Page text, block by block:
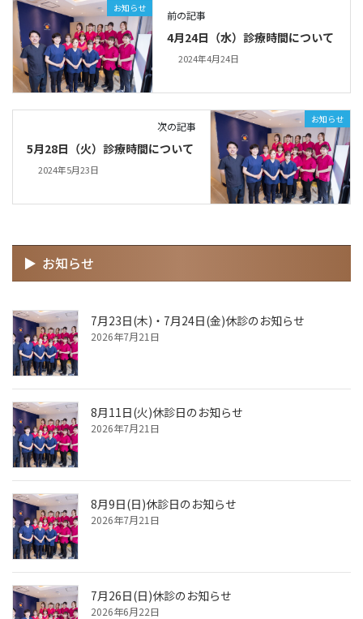
お知らせ
前の記事
4月24日（水）診療時間について
2024年4月24日
お知らせ
次の記事
5月28日（火）診療時間について
2024年5月23日
お知らせ
7月23日(木)・7月24日(金)休診のお知らせ
2026年7月21日
8月11日(火)休診日のお知らせ
2026年7月21日
8月9日(日)休診日のお知らせ
2026年7月21日
7月26日(日)休診のお知らせ
2026年6月22日